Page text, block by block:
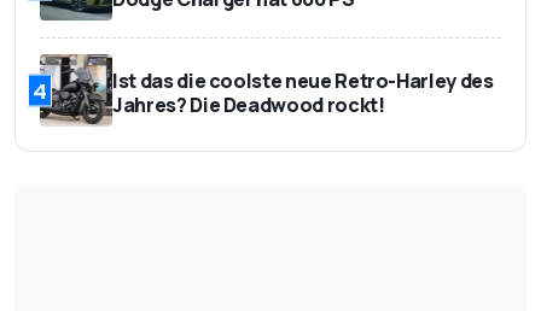
4
Ist das die coolste neue Retro-Harley des
Jahres? Die Deadwood rockt!